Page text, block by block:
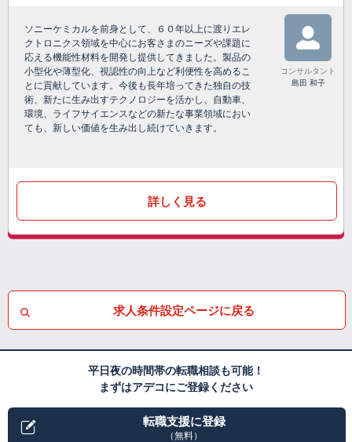
ソニーケミカルを前身として、６０年以上に渡りエレ
クトロニクス領域を中心にお客さまのニーズや課題に
応える機能性材料を開発し提供してきました。製品の
小型化や薄型化、視認性の向上など利便性を高めるこ
とに貢献しています。今後も長年培ってきた独自の技
術、新たに生み出すテクノロジーを活かし、自動車、
環境、ライフサイエンスなどの新たな事業領域におい
ても、新しい価値を生み出し続けていきます。
コンサルタント
島田 和子
詳しく見る
求人条件設定ページに戻る
平日夜の時間帯の転職相談も可能！
まずはアデコにご登録ください
転職支援に登録
（無料）